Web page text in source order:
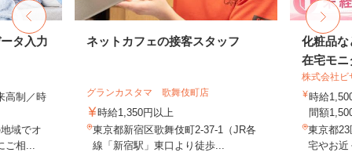
タ入力
高制／時
域でオ
相...
ネットカフェの接客スタッフ
グランカスタマ 歌舞伎町店
時給1,350円以上
東京都新宿区歌舞伎町2-37-1（JR各
線「新宿駅」東口より徒歩...
化粧品な
在宅モニ
株式会社ビ
時給
間額
東京都
宅やお近